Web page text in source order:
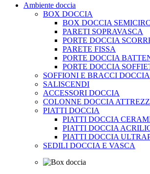
Ambiente doccia
BOX DOCCIA
BOX DOCCIA
PARETI SOPRAVASCA
PORTE DOCCIA
PARETE FISSA
PORTE DOCCIA
PORTE DOCCIA
SOFFIONI E BRACCI DOCCIA
SALISCENDI
ACCESSORI DOCCIA
COLONNE DOCCIA
PIATTI DOCCIA
PIATTI DOCCIA
PIATTI DOCCIA
PIATTI DOCCIA
SEDILI DOCCIA E VASCA